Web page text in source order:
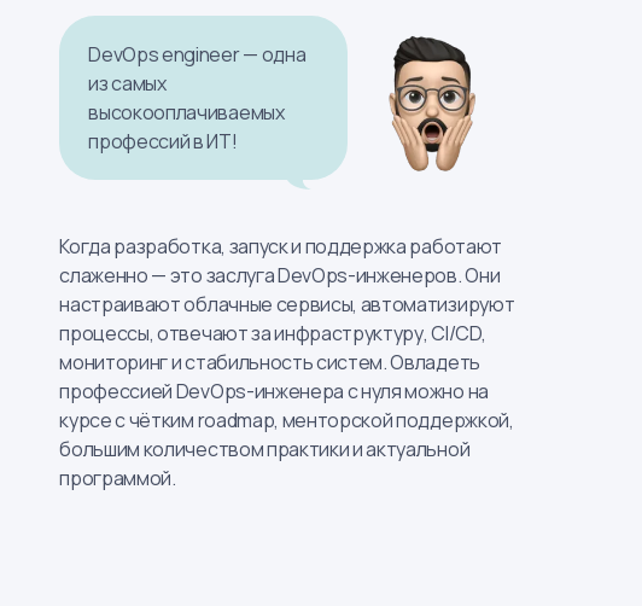
Когда разработка, запуск и поддержка работают
слаженно — это заслуга DevOps-инженеров. Они
настраивают облачные сервисы, автоматизируют
процессы, отвечают за инфраструктуру, CI/CD,
мониторинг и стабильность систем. Овладеть
профессией DevOps-инженера с нуля можно на
курсе с чётким roadmap, менторской поддержкой,
большим количеством практики и актуальной
программой.
DevOps engineer — одна
из самых
высокооплачиваемых
профессий в ИТ!